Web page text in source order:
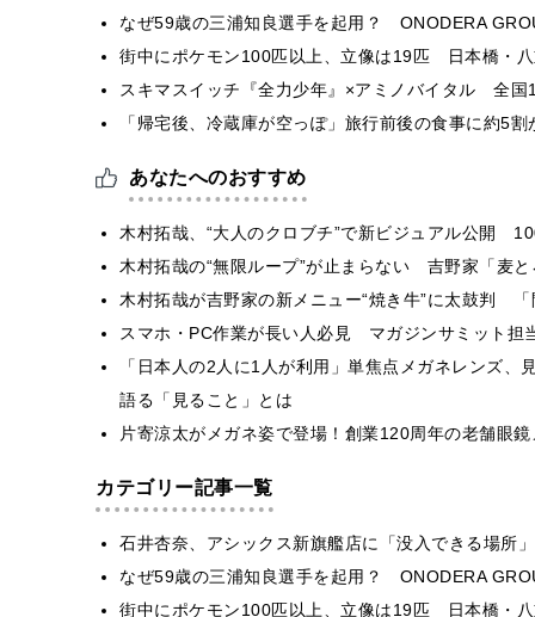
なぜ59歳の三浦知良選手を起用？ ONODERA
街中にポケモン100匹以上、立像は19匹 日本橋・
スキマスイッチ『全力少年』×アミノバイタル 全国
「帰宅後、冷蔵庫が空っぽ」旅行前後の食事に約5
あなたへのおすすめ
木村拓哉、“大人のクロブチ”で新ビジュアル公開
木村拓哉の“無限ループ”が止まらない 吉野家「麦
木村拓哉が吉野家の新メニュー“焼き牛”に太鼓判
スマホ・PC作業が長い人必見 マガジンサミット担
「日本人の2人に1人が利用」単焦点メガネレンズ
語る「見ること」とは
片寄涼太がメガネ姿で登場！創業120周年の老舗眼
カテゴリー記事一覧
石井杏奈、アシックス新旗艦店に「没入できる場所
なぜ59歳の三浦知良選手を起用？ ONODERA
街中にポケモン100匹以上、立像は19匹 日本橋・